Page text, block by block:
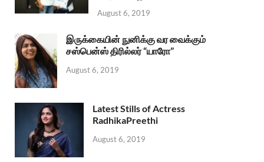
August 6, 2019
இருக்கையின் நுனிக்கு வர வைக்கும்
சஸ்பென்ஸ் திரில்லர் “யாரோ”
August 6, 2019
Latest Stills of Actress
RadhikaPreethi
August 6, 2019